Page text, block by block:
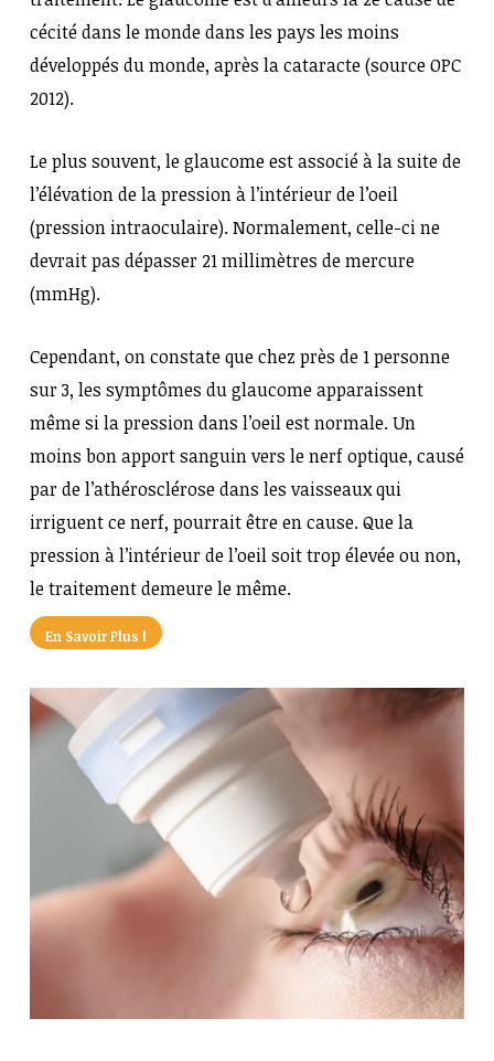
cécité dans le monde dans les pays les moins
développés du monde, après la cataracte (source OPC
2012).
Le plus souvent, le glaucome est associé à la suite de
l’élévation de la pression à l’intérieur de l’oeil
(pression intraoculaire). Normalement, celle-ci ne
devrait pas dépasser 21 millimètres de mercure
(mmHg).
Cependant, on constate que chez près de 1 personne
sur 3, les symptômes du glaucome apparaissent
même si la pression dans l’oeil est normale. Un
moins bon apport sanguin vers le nerf optique, causé
par de l’athérosclérose dans les vaisseaux qui
irriguent ce nerf, pourrait être en cause. Que la
pression à l’intérieur de l’oeil soit trop élevée ou non,
le traitement demeure le même.
En Savoir Plus !